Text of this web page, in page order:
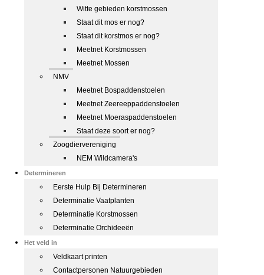
Witte gebieden korstmossen
Staat dit mos er nog?
Staat dit korstmos er nog?
Meetnet Korstmossen
Meetnet Mossen
NMV
Meetnet Bospaddenstoelen
Meetnet Zeereeppaddenstoelen
Meetnet Moeraspaddenstoelen
Staat deze soort er nog?
Zoogdiervereniging
NEM Wildcamera's
Determineren
Eerste Hulp Bij Determineren
Determinatie Vaatplanten
Determinatie Korstmossen
Determinatie Orchideeën
Het veld in
Veldkaart printen
Contactpersonen Natuurgebieden